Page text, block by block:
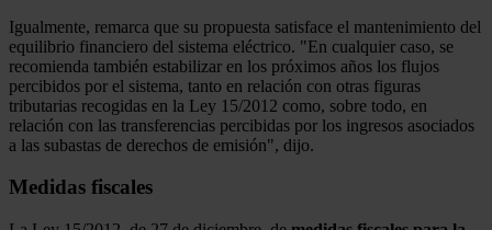
Igualmente, remarca que su propuesta satisface el mantenimiento del
equilibrio financiero del sistema eléctrico. "En cualquier caso, se
recomienda también estabilizar en los próximos años los flujos
percibidos por el sistema, tanto en relación con otras figuras
tributarias recogidas en la Ley 15/2012 como, sobre todo, en
relación con las transferencias percibidas por los ingresos asociados
a las subastas de derechos de emisión", dijo.
Medidas fiscales